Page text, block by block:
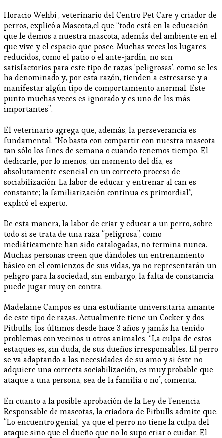
Horacio Wehbi , veterinario del Centro Pet Care y criador de
perros, explicó a Mascota,cl que “todo está en la educación
que le demos a nuestra mascota, además del ambiente en el
que vive y el espacio que posee. Muchas veces los lugares
reducidos, como el patio o el ante-jardín, no son
satisfactorios para este tipo de razas 'peligrosas', como se les
ha denominado y, por esta razón, tienden a estresarse y a
manifestar algún tipo de comportamiento anormal. Este
punto muchas veces es ignorado y es uno de los más
importantes”.
El veterinario agrega que, además, la perseverancia es
fundamental. “No basta con compartir con nuestra mascota
tan sólo los fines de semana o cuando tenemos tiempo. El
dedicarle, por lo menos, un momento del día, es
absolutamente esencial en un correcto proceso de
sociabilización. La labor de educar y entrenar al can es
constante; la familiarización continua es primordial”,
explicó el experto.
De esta manera, la labor de criar y educar a un perro, sobre
todo si se trata de una raza “peligrosa”, como
mediáticamente han sido catalogadas, no termina nunca.
Muchas personas creen que dándoles un entrenamiento
básico en el comienzos de sus vidas, ya no representarán un
peligro para la sociedad, sin embargo, la falta de constancia
puede jugar muy en contra.
Madelaine Campos es una estudiante universitaria amante
de este tipo de razas. Actualmente tiene un Cocker y dos
Pitbulls, los últimos desde hace 3 años y jamás ha tenido
problemas con vecinos u otros animales. “La culpa de estos
estaques es, sin duda, de sus dueños irresponsables. El perro
se va adaptando a las necesidades de su amo y si éste no
adquiere una correcta sociabilización, es muy probable que
ataque a una persona, sea de la familia o no”, comenta.
En cuanto a la posible aprobación de la Ley de Tenencia
Responsable de mascotas, la criadora de Pitbulls admite que,
“Lo encuentro genial, ya que el perro no tiene la culpa del
ataque sino que el dueño que no lo supo criar o cuidar. El